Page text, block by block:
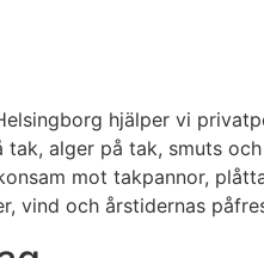
hjälper vi
alger på tak, smuts
mot takpannor,
och årstidernas